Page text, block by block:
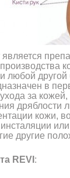
любой другой
в
за
дряблости
кожи,
другие
REVI :